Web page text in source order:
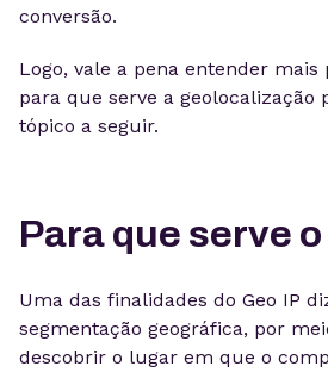
conversão.
Logo, vale a pena entender
para que serve a geolocalização
tópico a seguir.
Para que serve o
Uma das finalidades do Geo IP
segmentação geográfica, por
descobrir o lugar em que o